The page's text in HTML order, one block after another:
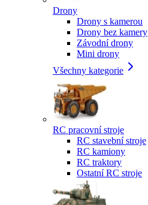
Drony
Drony s kamerou
Drony bez kamery
Závodní drony
Mini drony
Všechny kategorie
RC pracovní stroje
RC stavební stroje
RC kamiony
RC traktory
Ostatní RC stroje